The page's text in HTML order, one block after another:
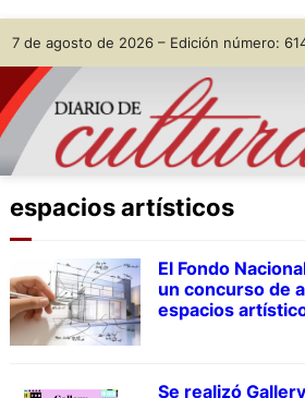
Skip
to
content
7 de agosto de 2026 – Edición número:
espacios artísticos
El Fondo
un concurso de
espacios
Se realizó